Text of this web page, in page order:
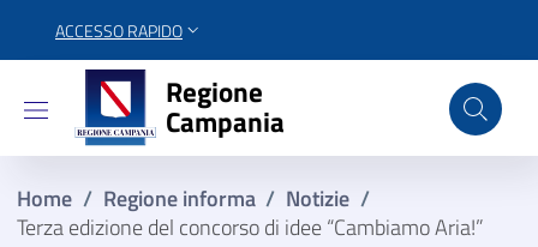
ACCESSO RAPIDO
Regione Campania
Regione
Campania
Home / Regione informa / Notizie /
Terza edizione del concorso di idee “Cambiamo Aria!”